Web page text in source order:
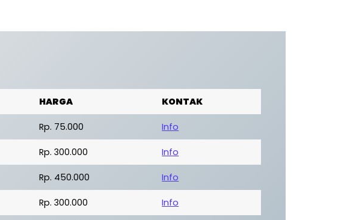
HARGA KONTAK
Rp. 75.000 Info
Rp. 300.000 Info
Rp. 450.000 Info
Rp. 300.000 Info